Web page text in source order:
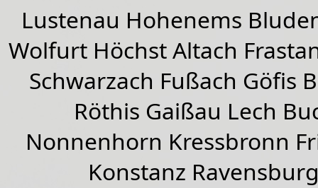
Lustenau Hohenems
Wolfurt HöchstAltach
Schwarzach Fußach Göfis
Röthis Gaißau Lech
Nonnenhorn Kressbronn
Konstanz